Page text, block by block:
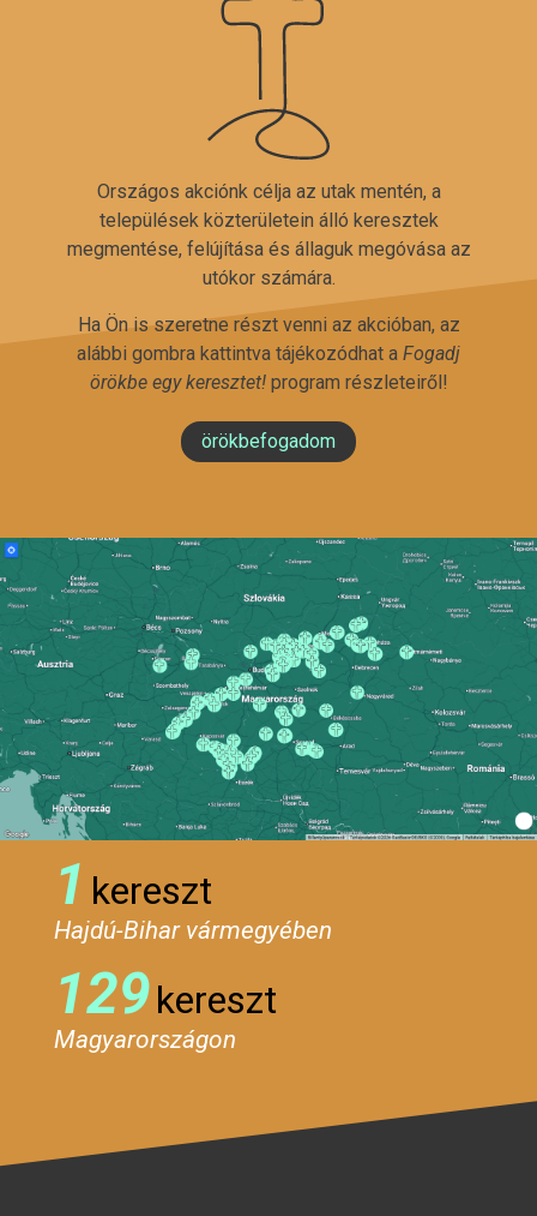
Országos akciónk célja az utak mentén, a
települések közterületein álló keresztek
megmentése, felújítása és állaguk megóvása az
utókor számára.
Ha Ön is szeretne részt venni az akcióban, az
alábbi gombra kattintva tájékozódhat a Fogadj
örökbe egy keresztet!program részleteiről!
örökbefogadom
1 kereszt
Hajdú-Bihar vármegyében
129kereszt
Magyarországon